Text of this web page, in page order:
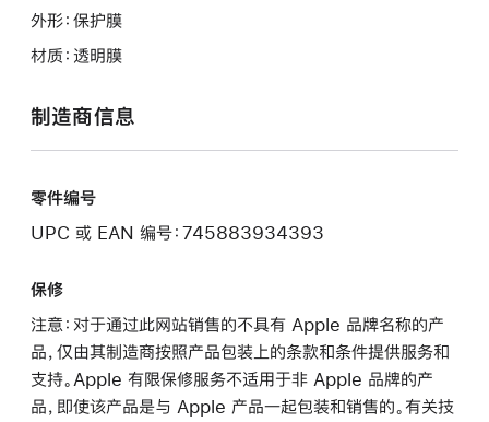
外形：保护膜
材质：透明膜
制造商信息
零件编号
UPC 或 EAN 编号：745883934393
保修
注意：对于通过此网站销售的不具有 Apple 品牌名称的产
品，仅由其制造商按照产品包装上的条款和条件提供服务和
支持。Apple 有限保修服务不适用于非 Apple 品牌的产
品，即使该产品是与 Apple 产品一起包装和销售的。有关技